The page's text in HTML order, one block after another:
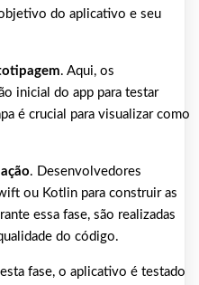
do aplicativo e seu
. Aqui, os
inicial do app para testar
é crucial para visualizar como
. Desenvolvedores
ou Kotlin para construir as
essa fase, são realizadas
do código.
fase, o aplicativo é testado